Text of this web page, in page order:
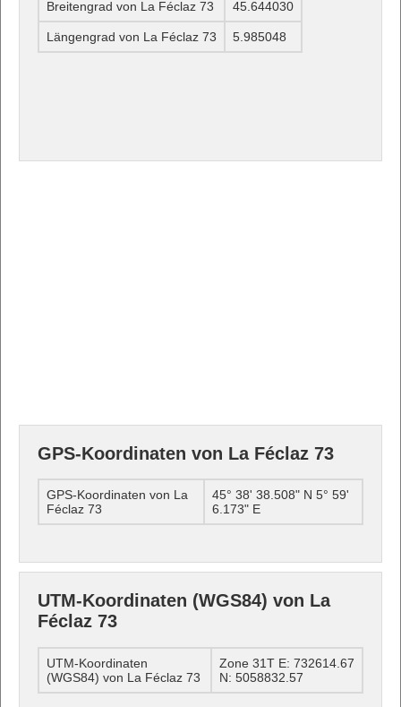
Breitengrad von La Féclaz 73 45.644030
Längengrad von La Féclaz 73 5.985048
GPS-Koordinaten von La Féclaz 73
GPS-Koordinaten von La
Féclaz 73
45° 38' 38.508" N 5° 59'
6.173" E
UTM-Koordinaten (WGS84) von La
Féclaz 73
UTM-Koordinaten
(WGS84) von La Féclaz 73
Zone 31T E: 732614.67
N: 5058832.57